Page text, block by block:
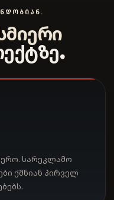
სარეკლამო
ქმნიან პირველ